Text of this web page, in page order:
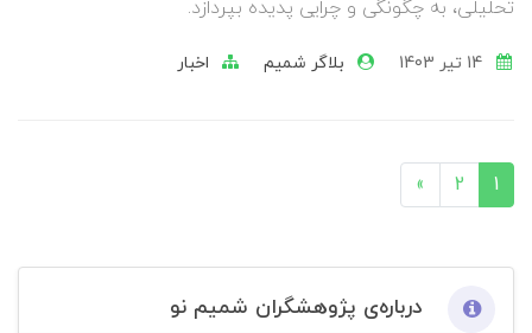
تحلیلی، به چگونگی و چرایی پدیده بپردازد.
بلاگر شمیم اخبار
1
2
»
درباره‌ی پژوهشگران شمیم نو